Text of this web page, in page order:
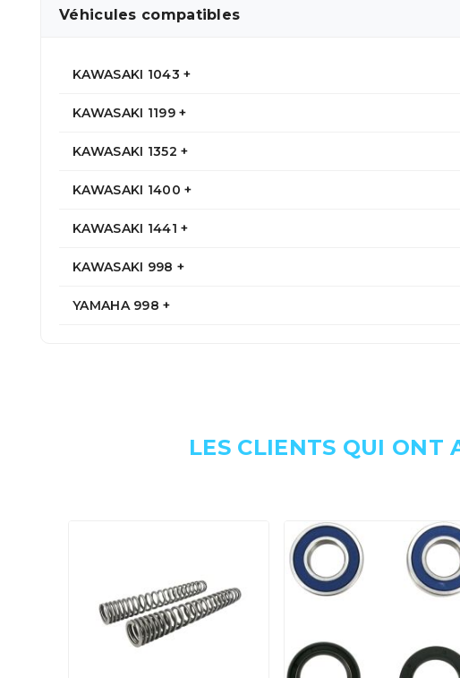
Véhicules compatibles
KAWASAKI 1043 +
KAWASAKI 1199 +
KAWASAKI 1352 +
KAWASAKI 1400 +
KAWASAKI 1441 +
KAWASAKI 998 +
YAMAHA 998 +
LES CLIENTS QUI ONT